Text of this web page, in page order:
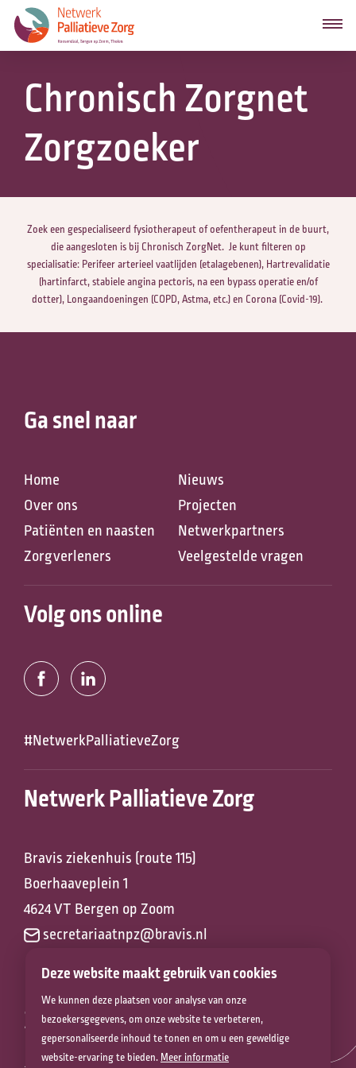
Deze website maakt gebruik van cookies
We kunnen deze plaatsen voor analyse van onze
bezoekersgegevens, om onze website te verbeteren,
gepersonaliseerde inhoud te tonen en om u een geweldige
website-ervaring te bieden. Meer informatie
Zoeken naar
Anderen zochten ook
Chronisch Zorgnet
Zorgzoeker
Zoek een gespecialiseerd fysiotherapeut of oefentherapeut in de buurt,
die aangesloten is bij Chronisch ZorgNet. Je kunt filteren op
specialisatie: Perifeer arterieel vaatlijden (etalagebenen), Hartrevalidatie
(hartinfarct, stabiele angina pectoris, na een bypass operatie en/of
dotter), Longaandoeningen (COPD, Astma, etc.) en Corona (Covid-19).
Ga snel naar
Home
Over ons
Patiënten en naasten
Zorgverleners
Nieuws
Projecten
Netwerkpartners
Veelgestelde vragen
Volg ons online
#NetwerkPalliatieveZorg
Netwerk Palliatieve Zorg
Bravis ziekenhuis (route 115)
Boerhaaveplein 1
4624 VT Bergen op Zoom
secretariaatnpz@bravis.nl
Zorg voor het
leven